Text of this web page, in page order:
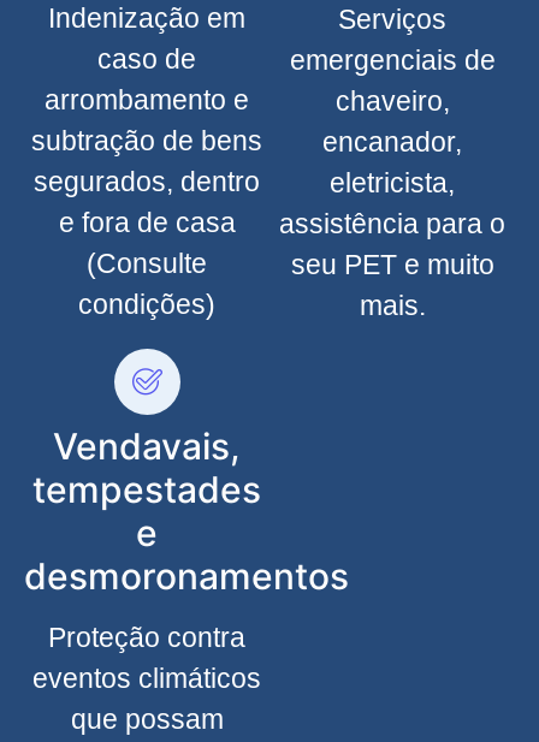
Indenização em
caso de
arrombamento e
subtração de bens
segurados, dentro
e fora de casa
(Consulte
condições)
Vendavais,
tempestades
e
desmoronamentos
Proteção contra
eventos climáticos
que possam
Serviços
emergenciais de
chaveiro,
encanador,
eletricista,
assistência para o
seu PET e muito
mais.